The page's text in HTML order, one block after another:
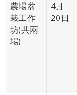
農場盆
栽工作
坊(共兩
場)
4月
20日